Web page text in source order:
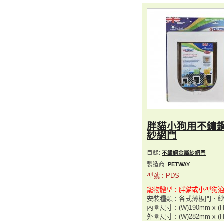
胖貓小狗用不鏽
紗網門
目錄: 不繡鋼金屬紗網門
製造商: PETWAY
型號 : PDS
寵物體型 : 胖貓或小型狗
安裝種類 : 各式薄板門、
內圍尺寸 : (W)190mm x
外圍尺寸 : (W)282mm x